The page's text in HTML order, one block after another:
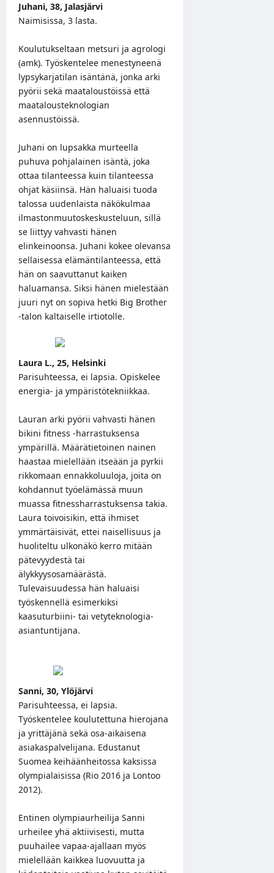
Juhani, 38, Jalasjärvi
Naimisissa, 3 lasta.
Koulutukseltaan metsuri ja agrologi
(amk). Työskentelee menestyneenä
lypsykarjatilan isäntänä, jonka arki
pyörii sekä maataloustöissä että
maatalousteknologian
asennustöissä.
Juhani on lupsakka murteella
puhuva pohjalainen isäntä, joka
ottaa tilanteessa kuin tilanteessa
ohjat käsiinsä. Hän haluaisi tuoda
talossa uudenlaista näkökulmaa
ilmastonmuutoskeskusteluun, sillä
se liittyy vahvasti hänen
elinkeinoonsa. Juhani kokee olevansa
sellaisessa elämäntilanteessa, että
hän on saavuttanut kaiken
haluamansa. Siksi hänen mielestään
juuri nyt on sopiva hetki Big Brother
-talon kaltaiselle irtiotolle.
Laura L., 25, Helsinki
Parisuhteessa, ei lapsia. Opiskelee
energia- ja ympäristötekniikkaa.
Lauran arki pyörii vahvasti hänen
bikini fitness -harrastuksensa
ympärillä. Määrätietoinen nainen
haastaa mielellään itseään ja pyrkii
rikkomaan ennakkoluuloja, joita on
kohdannut työelämässä muun
muassa fitnessharrastuksensa takia.
Laura toivoisikin, että ihmiset
ymmärtäisivät, ettei naisellisuus ja
huoliteltu ulkonäkö kerro mitään
pätevyydestä tai
älykkyysosamäärästä.
Tulevaisuudessa hän haluaisi
työskennellä esimerkiksi
kaasuturbiini- tai vetyteknologia-
asiantuntijana.
Sanni, 30, Ylöjärvi
Parisuhteessa, ei lapsia.
Työskentelee koulutettuna hierojana
ja yrittäjänä sekä osa-aikaisena
asiakaspalvelijana. Edustanut
Suomea keihäänheitossa kaksissa
olympialaisissa (Rio 2016 ja Lontoo
2012).
Entinen olympiaurheilija Sanni
urheilee yhä aktiivisesti, mutta
puuhailee vapaa-ajallaan myös
mielellään kaikkea luovuutta ja